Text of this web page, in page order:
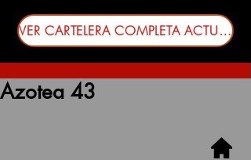
VER CARTELERA COMPLETA ACTUALIZADA
Azotea 43